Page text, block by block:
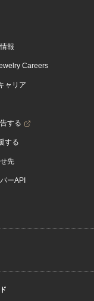
報
Careers
ャリア
する
する
先
ーAPI